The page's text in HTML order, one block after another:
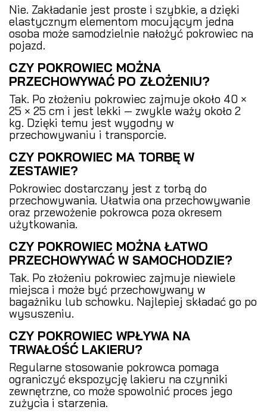
Nie. Zakładanie jest proste i szybkie, a dzięki
elastycznym elementom mocującym jedna
osoba może samodzielnie nałożyć pokrowiec na
pojazd.
CZY POKROWIEC MOŻNA
PRZECHOWYWAĆ PO ZŁOŻENIU?
Tak. Po złożeniu pokrowiec zajmuje około 40 ×
25 × 25 cm i jest lekki — zwykle waży około 2
kg. Dzięki temu jest wygodny w
przechowywaniu i transporcie.
CZY POKROWIEC MA TORBĘ W
ZESTAWIE?
Pokrowiec dostarczany jest z torbą do
przechowywania. Ułatwia ona przechowywanie
oraz przewożenie pokrowca poza okresem
użytkowania.
CZY POKROWIEC MOŻNA ŁATWO
PRZECHOWYWAĆ W SAMOCHODZIE?
Tak. Po złożeniu pokrowiec zajmuje niewiele
miejsca i może być przechowywany w
bagażniku lub schowku. Najlepiej składać go po
wysuszeniu.
CZY POKROWIEC WPŁYWA NA
TRWAŁOŚĆ LAKIERU?
Regularne stosowanie pokrowca pomaga
ograniczyć ekspozycję lakieru na czynniki
zewnętrzne, co może spowolnić proces jego
zużycia i starzenia.